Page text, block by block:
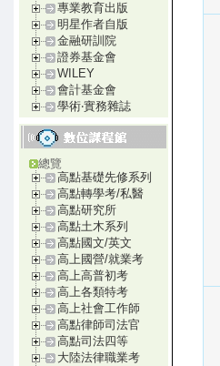
專業教育出版
明星作者自版
金融研訓院
證券基金會
WILEY
會計基金會
學術‧實務雜誌
總覽
高點基礎先修系列
高點轉學考/私醫
高點研究所
高點土木系列
高點國文/英文
高上國營/就業考
高上高普初考
高上各類特考
高上社會工作師
高點律師司法官
高點司法四等
大陸法律職業考